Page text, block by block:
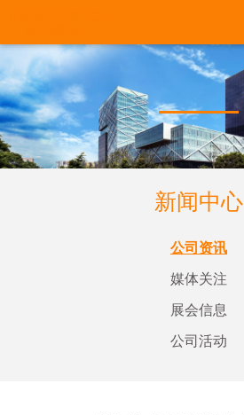
新闻中心
公司资讯
媒体关注
展会信息
公司活动